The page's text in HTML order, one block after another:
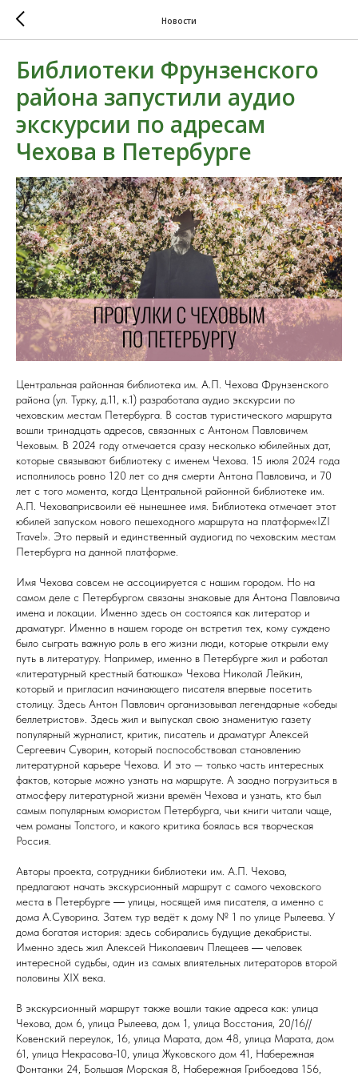
Новости
Библиотеки Фрунзенского
района запустили аудио
экскурсии по адресам
Чехова в Петербурге
Центральная районная библиотека им. А.П. Чехова Фрунзенского
района (ул. Турку, д.11, к.1) разработала аудио экскурсии по
чеховским местам Петербурга. В состав туристического маршрута
вошли тринадцать адресов, связанных с Антоном Павловичем
Чеховым. В 2024 году отмечается сразу несколько юбилейных дат,
которые связывают библиотеку с именем Чехова. 15 июля 2024 года
исполнилось ровно 120 лет со дня смерти Антона Павловича, и 70
лет с того момента, когда Центральной районной библиотеке им.
А.П. Чеховаприсвоили её нынешнее имя. Библиотека отмечает этот
юбилей запуском нового пешеходного маршрута на платформе«IZI
Travel». Это первый и единственный аудиогид по чеховским местам
Петербурга на данной платформе.
Имя Чехова совсем не ассоциируется с нашим городом. Но на
самом деле с Петербургом связаны знаковые для Антона Павловича
имена и локации. Именно здесь он состоялся как литератор и
драматург. Именно в нашем городе он встретил тех, кому суждено
было сыграть важную роль в его жизни люди, которые открыли ему
путь в литературу. Например, именно в Петербурге жил и работал
«литературный крестный батюшка» Чехова Николай Лейкин,
который и пригласил начинающего писателя впервые посетить
столицу. Здесь Антон Павлович организовывал легендарные «обеды
беллетристов». Здесь жил и выпускал свою знаменитую газету
популярный журналист, критик, писатель и драматург Алексей
Сергеевич Суворин, который поспособствовал становлению
литературной карьере Чехова. И это — только часть интересных
фактов, которые можно узнать на маршруте. А заодно погрузиться в
атмосферу литературной жизни времён Чехова и узнать, кто был
самым популярным юмористом Петербурга, чьи книги читали чаще,
чем романы Толстого, и какого критика боялась вся творческая
Россия.
Авторы проекта, сотрудники библиотеки им. А.П. Чехова,
предлагают начать экскурсионный маршрут с самого чеховского
места в Петербурге ― улицы, носящей имя писателя, а именно с
дома А.Суворина. Затем тур ведёт к дому № 1 по улице Рылеева. У
дома богатая история: здесь собирались будущие декабристы.
Именно здесь жил Алексей Николаевич Плещеев ― человек
интересной судьбы, один из самых влиятельных литераторов второй
половины XIX века.
В экскурсионный маршрут также вошли такие адреса как: улица
Чехова, дом 6, улица Рылеева, дом 1, улица Восстания, 20/16//
Ковенский переулок, 16, улица Марата, дом 48, улица Марата, дом
61, улица Некрасова-10, улица Жуковского дом 41, Набережная
Фонтанки 24, Большая Морская 8, Набережная Грибоедова 156,